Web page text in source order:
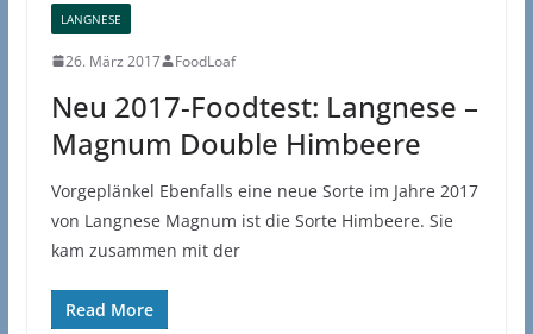
LANGNESE
26. März 2017 FoodLoaf
Neu 2017-Foodtest: Langnese –
Magnum Double Himbeere
Vorgeplänkel Ebenfalls eine neue Sorte im Jahre 2017
von Langnese Magnum ist die Sorte Himbeere. Sie
kam zusammen mit der
Read More